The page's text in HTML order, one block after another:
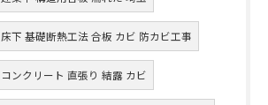
床下 基礎断熱工法 合板 カビ 防カビ工事
コンクリート 直張り 結露 カビ